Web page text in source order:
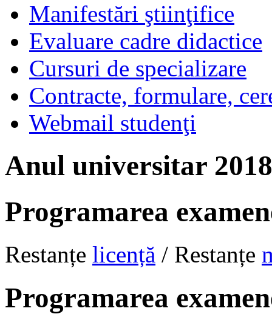
Manifestări ştiinţifice
Evaluare cadre didactice
Cursuri de specializare
Contracte, formulare,
Webmail studenţi
Anul universitar
Programarea
Restanțe licență / Restanțe
Programarea